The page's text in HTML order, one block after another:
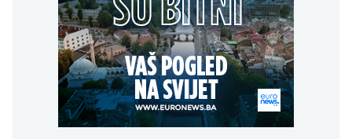
prijete kućama, dva
helikoptera učestvuju u
gašenju
AKTUELNO
Požari kod Konjica
prijete kućama, dva
helikoptera učestvuju u
gašenju
Istorijski minimum
Dunava kod Bezdana u
Srbiji: Brodovi nasukani,
navodnjavanje
obustavljeno
Kina upozorava: Nova
američka nuklearna
strategija povećava rizik
od globalnog sukoba
AKTUELNO
Trump vjeruje da će rat s
djece moraju platiti 942
miliona dolara
KULTURA
Rat i pijesak prijete
drevnim piramidama
Meroe u Sudanu